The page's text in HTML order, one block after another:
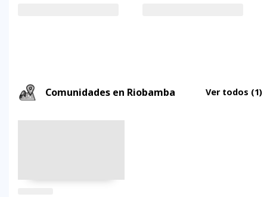
Comunidades en Riobamba Ver todos (1)